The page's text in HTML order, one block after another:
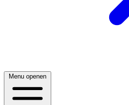
Menu openen